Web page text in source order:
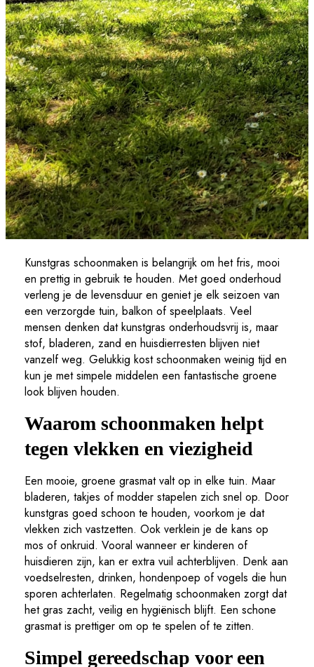
Kunstgras schoonmaken is belangrijk om het fris, mooi
en prettig in gebruik te houden. Met goed onderhoud
verleng je de levensduur en geniet je elk seizoen van
een verzorgde tuin, balkon of speelplaats. Veel
mensen denken dat kunstgras onderhoudsvrij is, maar
stof, bladeren, zand en huisdierresten blijven niet
vanzelf weg. Gelukkig kost schoonmaken weinig tijd en
kun je met simpele middelen een fantastische groene
look blijven houden.
Waarom schoonmaken helpt
tegen vlekken en viezigheid
Een mooie, groene grasmat valt op in elke tuin. Maar
bladeren, takjes of modder stapelen zich snel op. Door
kunstgras goed schoon te houden, voorkom je dat
vlekken zich vastzetten. Ook verklein je de kans op
mos of onkruid. Vooral wanneer er kinderen of
huisdieren zijn, kan er extra vuil achterblijven. Denk aan
voedselresten, drinken, hondenpoep of vogels die hun
sporen achterlaten. Regelmatig schoonmaken zorgt dat
het gras zacht, veilig en hygiënisch blijft. Een schone
grasmat is prettiger om op te spelen of te zitten.
Simpel gereedschap voor een